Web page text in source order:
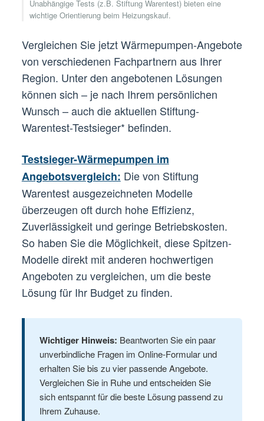
Unabhängige Tests (z.B. Stiftung Warentest) bieten eine
wichtige Orientierung beim Heizungskauf.
Vergleichen Sie jetzt Wärmepumpen-Angebote
von verschiedenen Fachpartnern aus Ihrer
Region. Unter den angebotenen Lösungen
können sich – je nach Ihrem persönlichen
Wunsch – auch die aktuellen Stiftung-
Warentest-Testsieger* befinden.
Testsieger-Wärmepumpen im
Angebotsvergleich: Die von Stiftung
Warentest ausgezeichneten Modelle
überzeugen oft durch hohe Effizienz,
Zuverlässigkeit und geringe Betriebskosten.
So haben Sie die Möglichkeit, diese Spitzen-
Modelle direkt mit anderen hochwertigen
Angeboten zu vergleichen, um die beste
Lösung für Ihr Budget zu finden.
Wichtiger Hinweis: Beantworten Sie ein paar
unverbindliche Fragen im Online-Formular und
erhalten Sie bis zu vier passende Angebote.
Vergleichen Sie in Ruhe und entscheiden Sie
sich entspannt für die beste Lösung passend zu
Ihrem Zuhause.